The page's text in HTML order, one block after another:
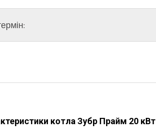
котла Зубр Прайм 20 кВт